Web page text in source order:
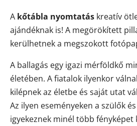
A kőtábla nyomtatás kreatív
ajándéknak is! A megörökített
kerülhetnek a megszokott
A ballagás egy igazi mérföldkő
életében. A fiatalok ilyenkor
kilépnek az életbe és saját utat
Az ilyen eseményeken a szülők
igyekeznek minél több fényképet